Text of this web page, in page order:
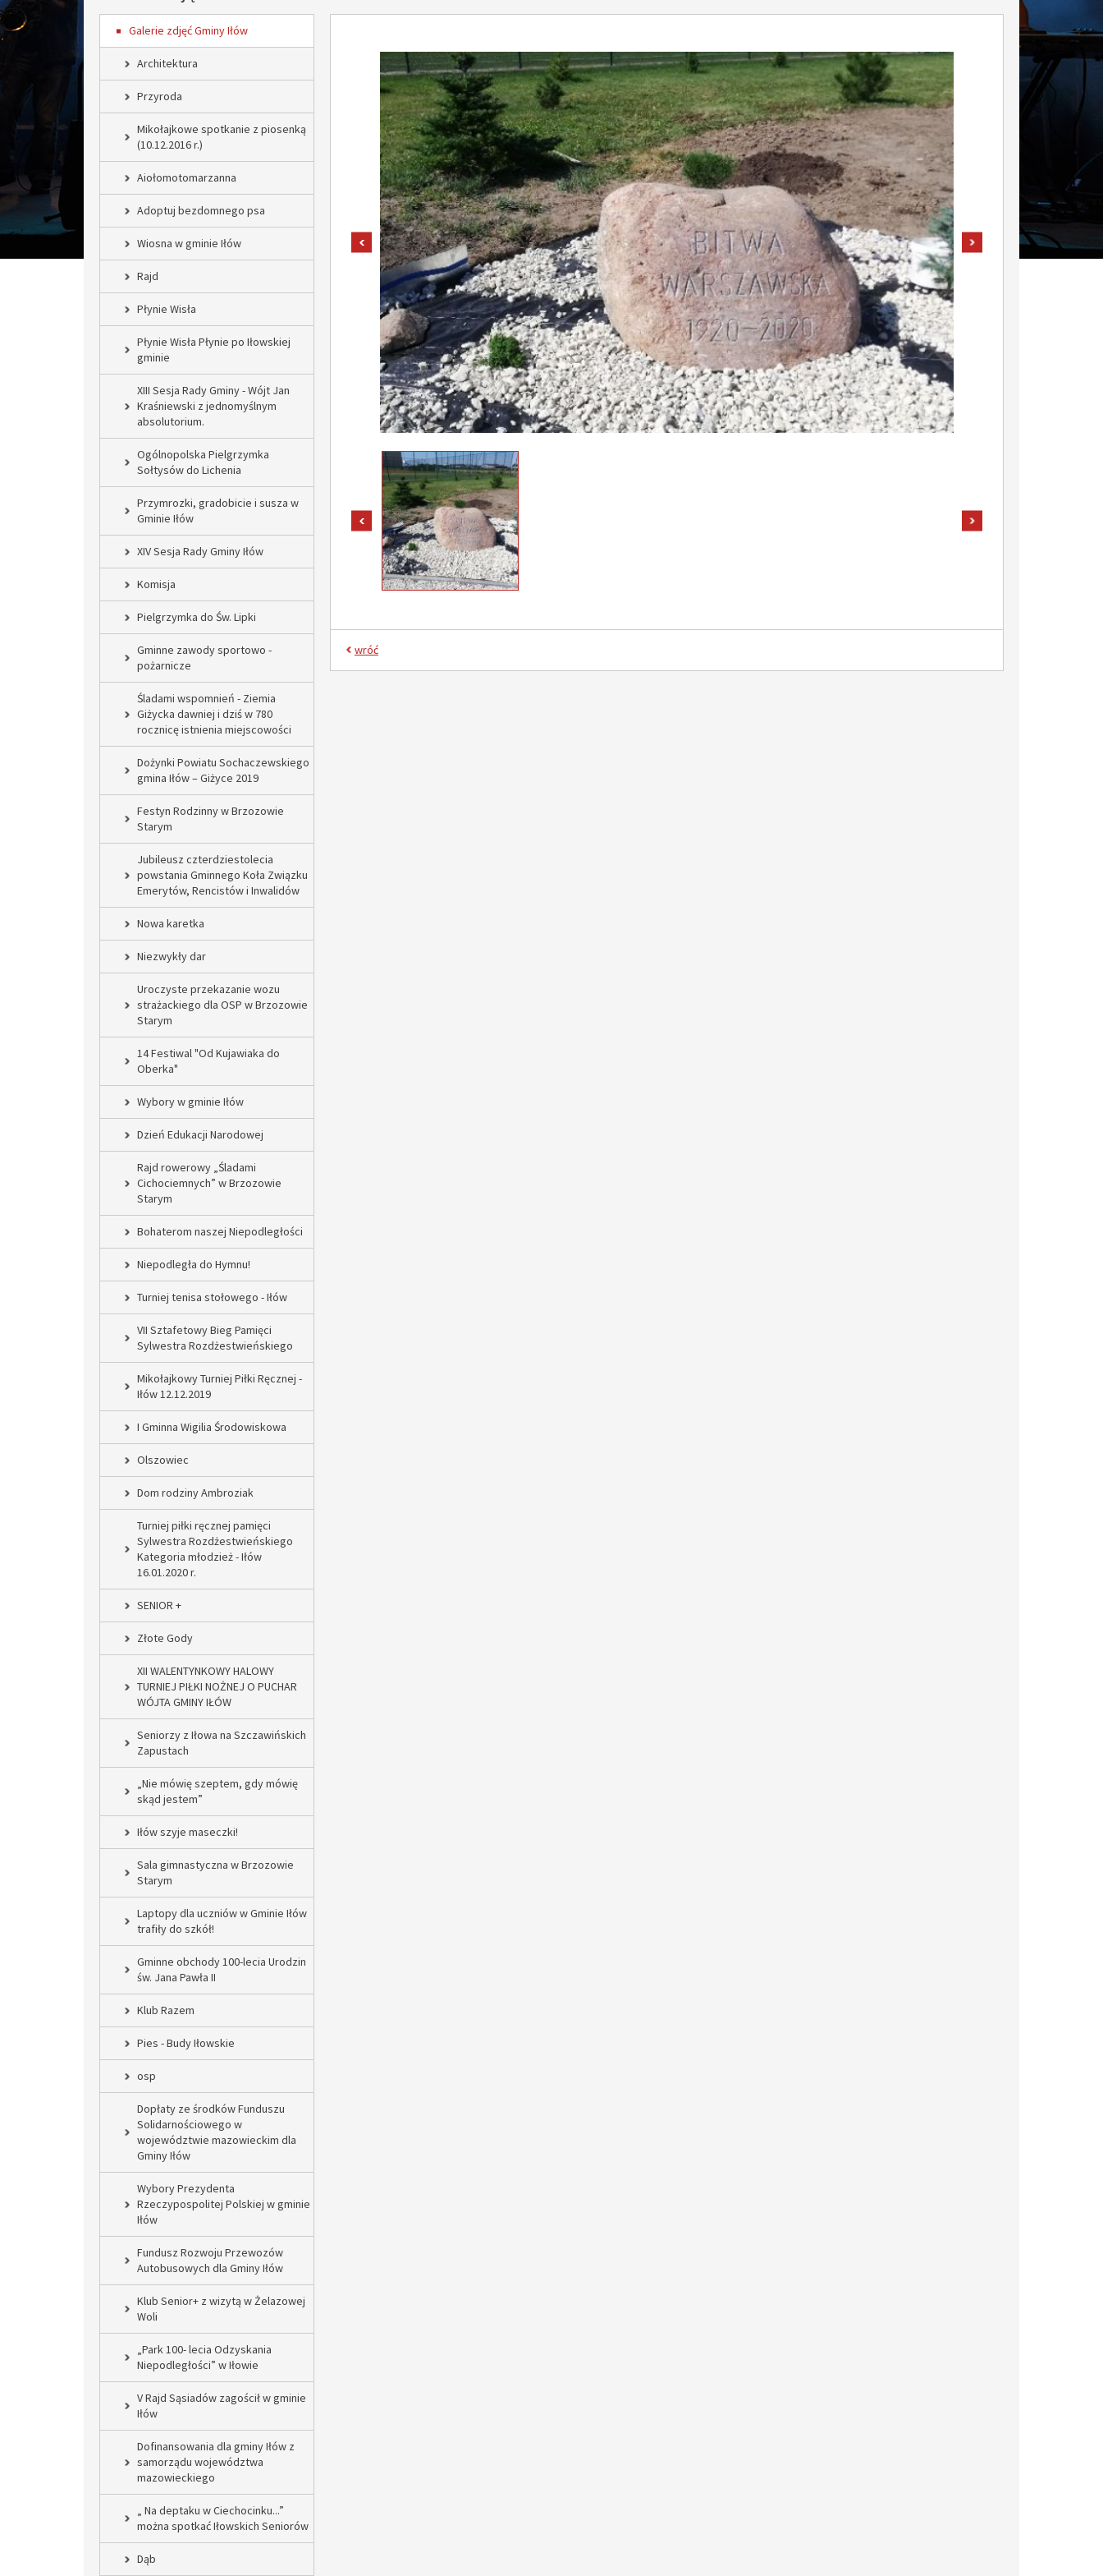
Galerie zdjęć Gminy Iłów
Architektura
Przyroda
Mikołajkowe spotkanie z piosenką
(10.12.2016 r.)
Aiołomotomarzanna
Adoptuj bezdomnego psa
Wiosna w gminie Iłów
Rajd
Płynie Wisła
Płynie Wisła Płynie po Iłowskiej
gminie
XIII Sesja Rady Gminy - Wójt Jan
Kraśniewski z jednomyślnym
absolutorium.
Ogólnopolska Pielgrzymka
Sołtysów do Lichenia
Przymrozki, gradobicie i susza w
Gminie Iłów
XIV Sesja Rady Gminy Iłów
Komisja
Pielgrzymka do Św. Lipki
Gminne zawody sportowo -
pożarnicze
Śladami wspomnień - Ziemia
Giżycka dawniej i dziś w 780
rocznicę istnienia miejscowości
Dożynki Powiatu Sochaczewskiego
gmina Iłów – Giżyce 2019
Festyn Rodzinny w Brzozowie
Starym
Jubileusz czterdziestolecia
powstania Gminnego Koła Związku
Emerytów, Rencistów i Inwalidów
Nowa karetka
Niezwykły dar
Uroczyste przekazanie wozu
strażackiego dla OSP w Brzozowie
Starym
14 Festiwal "Od Kujawiaka do
Oberka"
Wybory w gminie Iłów
Dzień Edukacji Narodowej
Rajd rowerowy „Śladami
Cichociemnych” w Brzozowie
Starym
Bohaterom naszej Niepodległości
Niepodległa do Hymnu!
Turniej tenisa stołowego - Iłów
VII Sztafetowy Bieg Pamięci
Sylwestra Rozdżestwieńskiego
Mikołajkowy Turniej Piłki Ręcznej -
Iłów 12.12.2019
I Gminna Wigilia Środowiskowa
Olszowiec
Dom rodziny Ambroziak
Turniej piłki ręcznej pamięci
Sylwestra Rozdżestwieńskiego
Kategoria młodzież - Iłów
16.01.2020 r.
SENIOR +
Złote Gody
XII WALENTYNKOWY HALOWY
TURNIEJ PIŁKI NOŻNEJ O PUCHAR
WÓJTA GMINY IŁÓW
Seniorzy z Iłowa na Szczawińskich
Zapustach
„Nie mówię szeptem, gdy mówię
skąd jestem”
Iłów szyje maseczki!
Sala gimnastyczna w Brzozowie
Starym
Laptopy dla uczniów w Gminie Iłów
trafiły do szkół!
Gminne obchody 100-lecia Urodzin
św. Jana Pawła II
Klub Razem
Pies - Budy Iłowskie
osp
Dopłaty ze środków Funduszu
Solidarnościowego w
województwie mazowieckim dla
Gminy Iłów
Wybory Prezydenta
Rzeczypospolitej Polskiej w gminie
Iłów
Fundusz Rozwoju Przewozów
Autobusowych dla Gminy Iłów
Klub Senior+ z wizytą w Żelazowej
Woli
„Park 100- lecia Odzyskania
Niepodległości” w Iłowie
V Rajd Sąsiadów zagościł w gminie
Iłów
Dofinansowania dla gminy Iłów z
samorządu województwa
mazowieckiego
„ Na deptaku w Ciechocinku...”
można spotkać Iłowskich Seniorów
Dąb
pokaż poprzednie zdjęcie pokaż następne zdjęcie
pokaż poprzednie zdjęcia
wróć